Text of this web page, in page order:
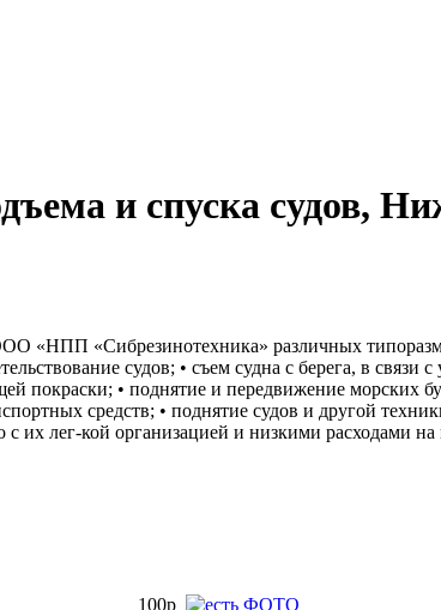
и спуска судов,
«НПП «Сибрезинотехника» различных
судов; • съем судна с берега, в связи
покраски; • поднятие и передвижение морских
средств; • поднятие судов и другой
их лег-кой организацией и низкими расходами
100р